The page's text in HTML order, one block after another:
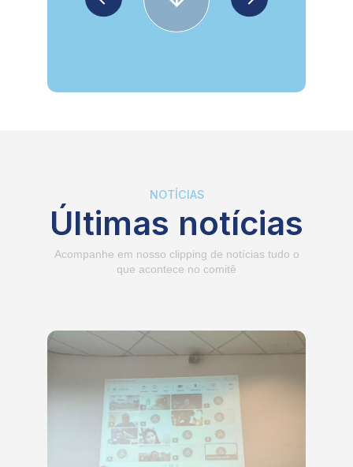
NOTÍCIAS
Últimas notícias
Acompanhe em nosso clipping de notícias tudo o
que acontece no comitê